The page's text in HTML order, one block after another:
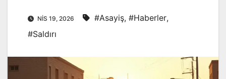
NIS 19, 2026 #Asayiş, #Haberler,
#Saldırı